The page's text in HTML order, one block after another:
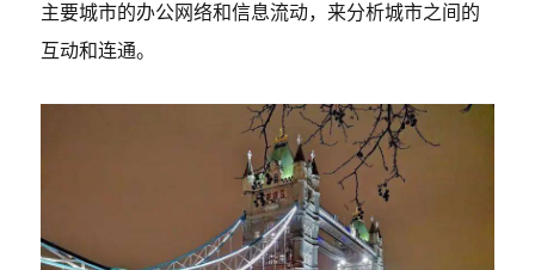
主要城市的办公网络和信息流动，来分析城市之间的
互动和连通。